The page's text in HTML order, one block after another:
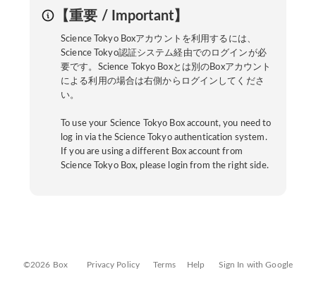
【重要 / Important】
Science Tokyo Boxアカウントを利用するには、
Science Tokyo認証システム経由でのログインが必
要です。Science Tokyo Boxとは別のBoxアカウント
による利用の場合は右側からログインしてくださ
い。
To use your Science Tokyo Box account, you need to
log in via the Science Tokyo authentication system.
If you are using a different Box account from
Science Tokyo Box, please login from the right side.
©2026 Box Privacy Policy Terms Help Sign In with Google